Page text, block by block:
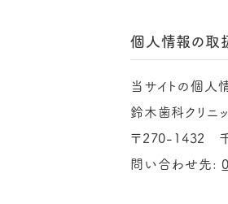
個人情報の取
当サイトの個人
鈴木歯科クリニ
〒270-1432
問い合わせ先: